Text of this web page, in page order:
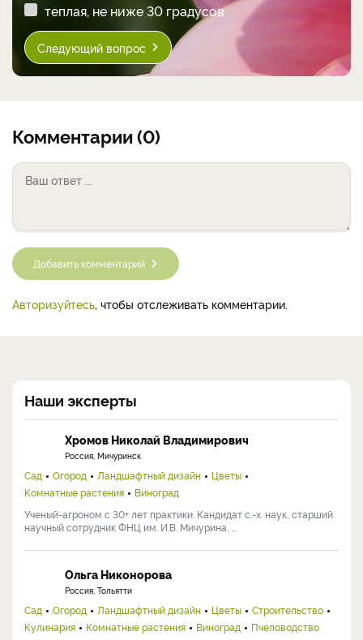
теплая, не ниже 30 градусов
Следующий вопрос
Комментарии (0)
Добавить комментарий
Авторизуйтесь, чтобы отслеживать комментарии.
Наши эксперты
Хромов Николай Владимирович
Россия, Мичуринск
Сад Огород Ландшафтный дизайн
Цветы
Комнатные растения
Виноград
Ученый-агроном с 30+ лет практики. Кандидат с.-х. наук, старший
научный сотрудник ФНЦ им. И.В. Мичурина, ...
Ольга Никонорова
Россия, Тольятти
Сад Огород Ландшафтный дизайн Цветы
Строительство
Кулинария
Комнатные растения Виноград
Пчеловодство